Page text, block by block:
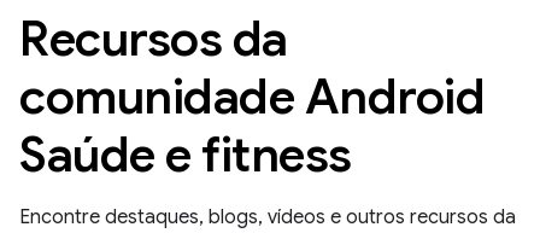
Recursos da
comunidade Android
Saúde e fitness
Encontre destaques, blogs, vídeos e outros recursos da